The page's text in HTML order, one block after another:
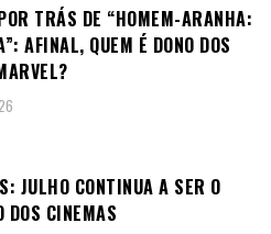
TRÁS DE “HOMEM-ARANHA:
AFINAL, QUEM É DONO DOS
JULHO CONTINUA A SER O
DOS CINEMAS